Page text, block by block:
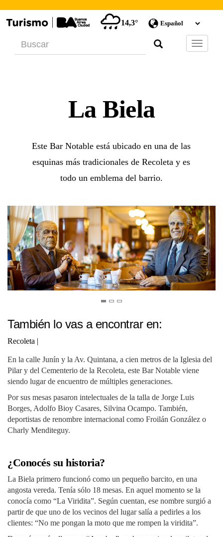
14,3°
Barra
de
La Biela
Este Bar Notable está ubicado en una de las
esquinas más tradicionales de Recoleta y es
todo un emblema del barrio.
También lo vas a encontrar en:
Recoleta |
En la calle Junín y la Av. Quintana, a cien metros de la Iglesia del
Pilar y del Cementerio de la Recoleta, este Bar Notable viene
siendo lugar de encuentro de múltiples generaciones.
Por sus mesas pasaron intelectuales de la talla de Jorge Luis
Borges, Adolfo Bioy Casares, Silvina Ocampo. También,
deportistas de renombre internacional como Froilán González o
Charly Menditeguy.
¿Conocés su historia?
La Biela primero funcionó como un pequeño barcito, en una
angosta vereda. Tenía sólo 18 mesas. En aquel momento se la
conocía como “La Viridita”. Según cuentan, ese nombre surgió a
partir de que uno de los vecinos del lugar salía a pedirles a los
clientes: “No me pongan la moto que me rompen la viridita”.